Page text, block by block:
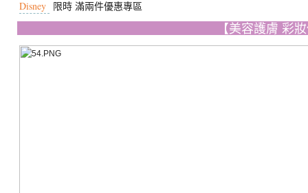
Disney 限時 滿兩件優惠專區
【美容護膚 彩